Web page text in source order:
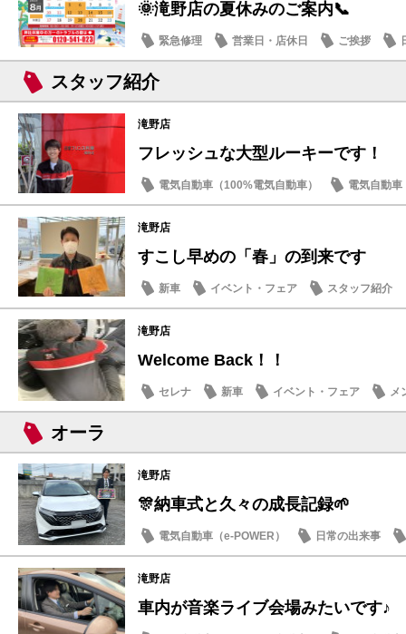
🌞滝野店の夏休みのご案内📞
緊急修理 営業日・店休日 ご挨拶
スタッフ紹介
滝野店
フレッシュな大型ルーキーです！
電気自動車（100%電気自動車）
電気自動車
ご挨拶
スタッフ紹介
滝野店
すこし早めの「春」の到来です
新車 イベント・フェア スタッフ紹介
滝野店
Welcome Back！！
セレナ 新車 イベント・フェア メ
オーラ
滝野店
🎊納車式と久々の成長記録🌱
電気自動車（e-POWER） 日常の出来事
滝野店
車内が音楽ライブ会場みたいです♪